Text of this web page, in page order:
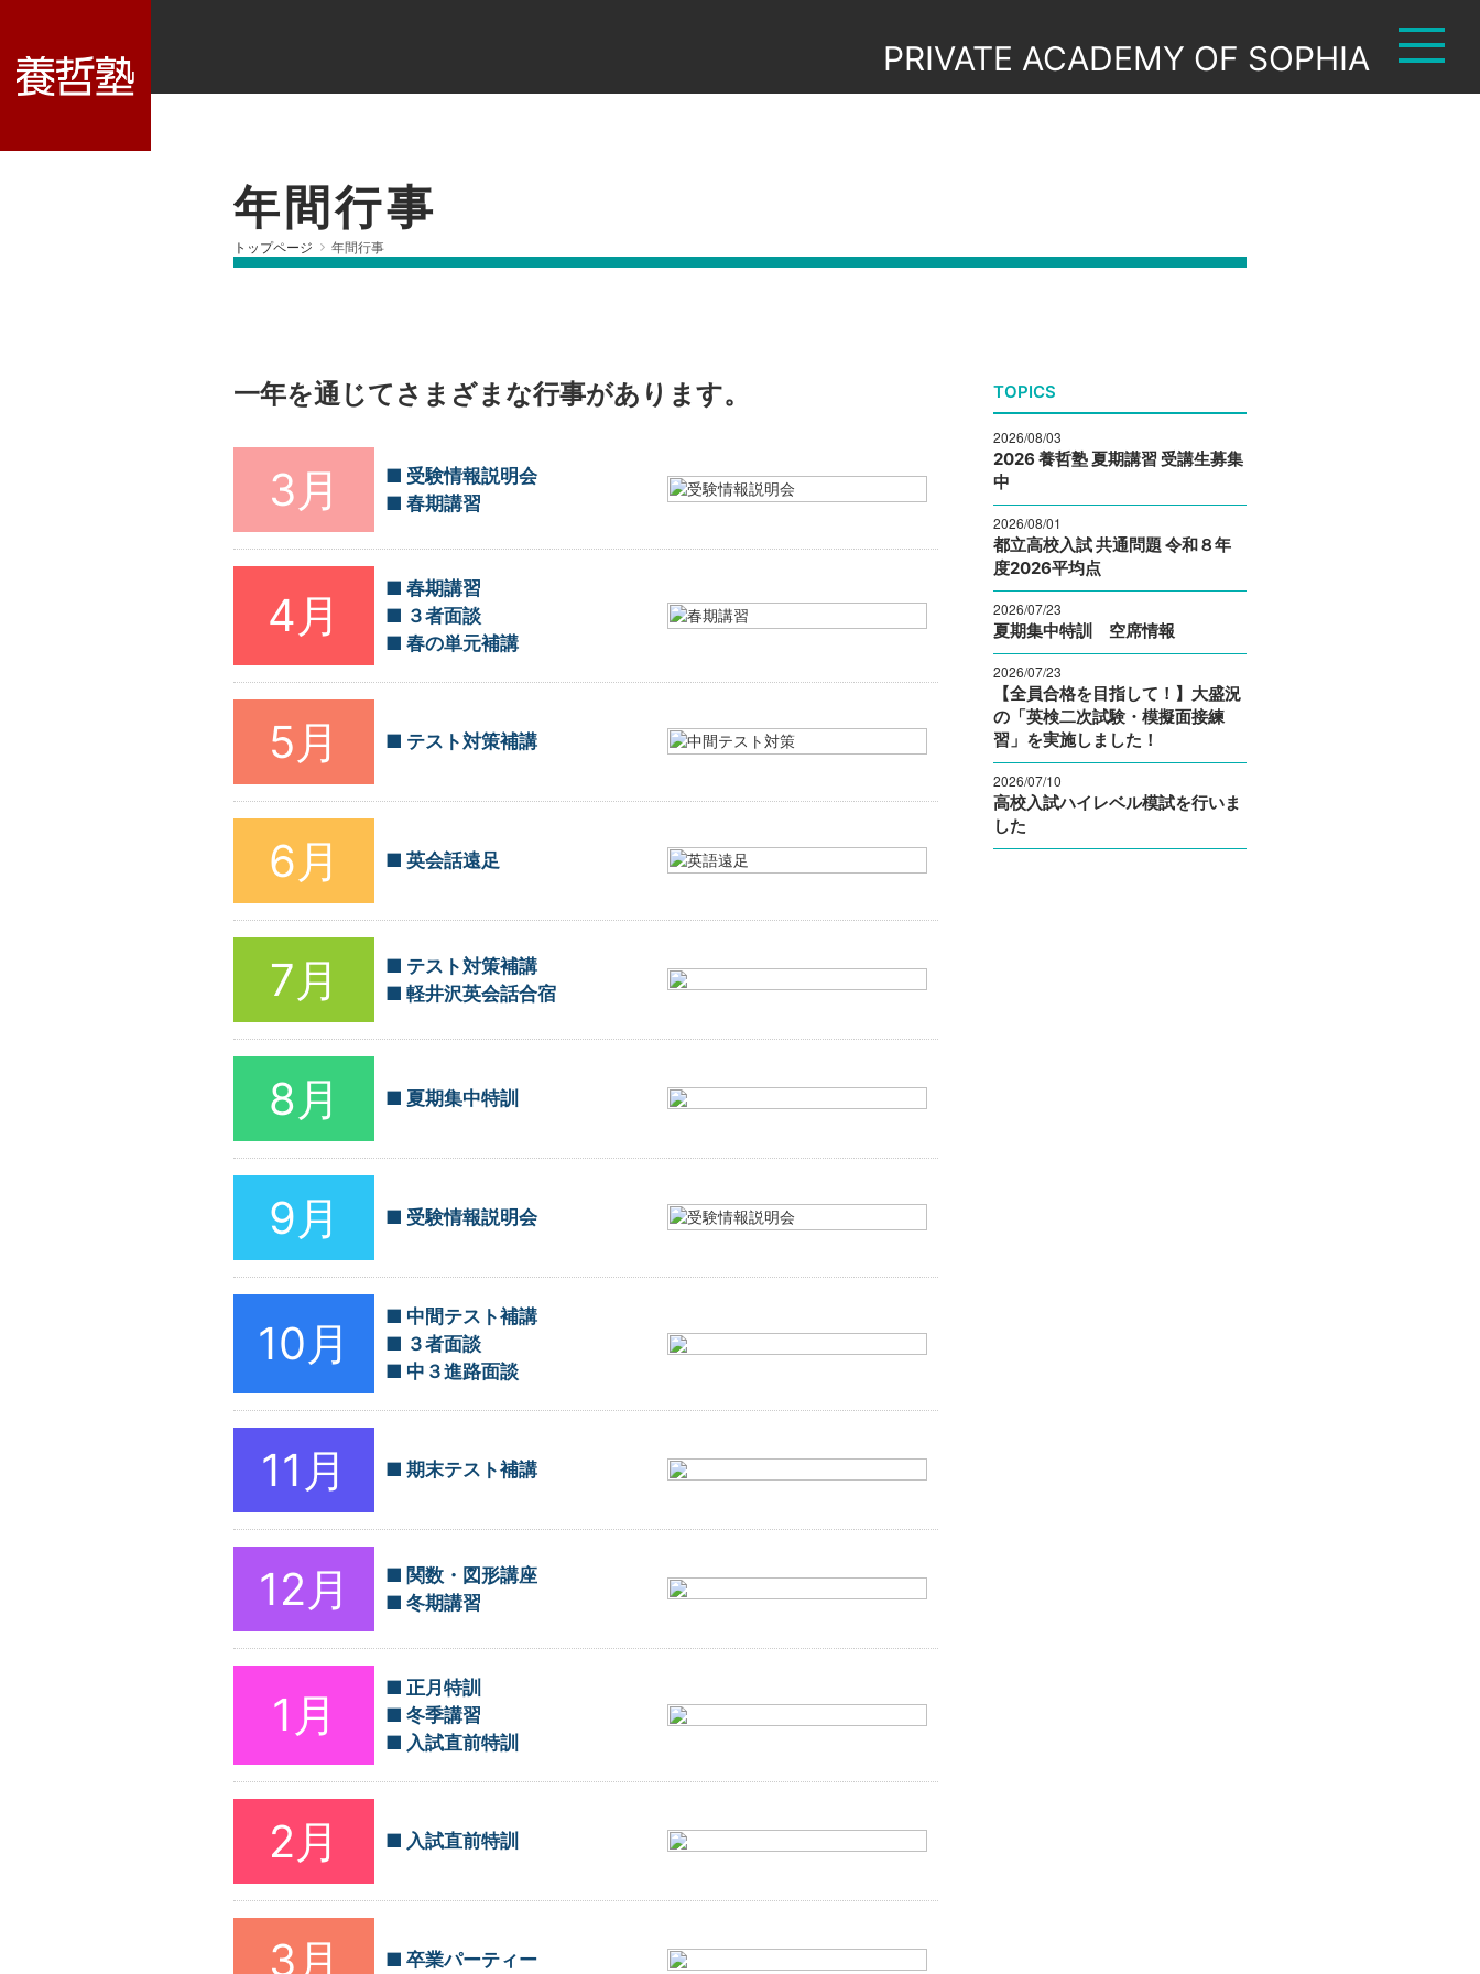
PRIVATE ACADEMY OF SOPHIA
年間行事
トップページ 年間行事
一年を通じてさまざまな行事があります。
3月
受験情報説明会
春期講習
4月
春期講習
３者面談
春の単元補講
5月 テスト対策補講
6月 英会話遠足
7月
テスト対策補講
軽井沢英会話合宿
8月 夏期集中特訓
9月 受験情報説明会
10月
中間テスト補講
３者面談
中３進路面談
11月 期末テスト補講
12月
関数・図形講座
冬期講習
1月
正月特訓
冬季講習
入試直前特訓
2月 入試直前特訓
3月 卒業パーティー
TOPICS
2026/08/03
2026 養哲塾 夏期講習 受講生募集
中
2026/08/01
都立高校入試 共通問題 令和８年
度2026平均点
2026/07/23
夏期集中特訓 空席情報
2026/07/23
【全員合格を目指して！】大盛況
の「英検二次試験・模擬面接練
習」を実施しました！
2026/07/10
高校入試ハイレベル模試を行いま
した